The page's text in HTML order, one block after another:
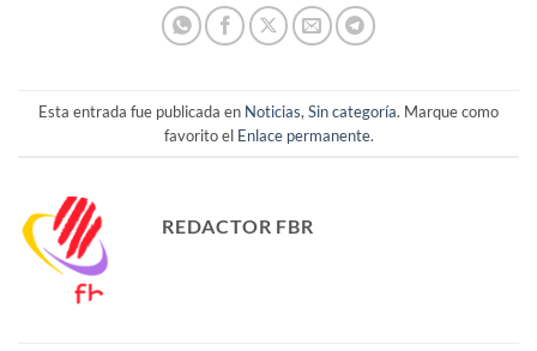
Esta entrada fue publicada en Noticias, Sin categoría. Marque como
favorito el Enlace permanente.
REDACTOR FBR